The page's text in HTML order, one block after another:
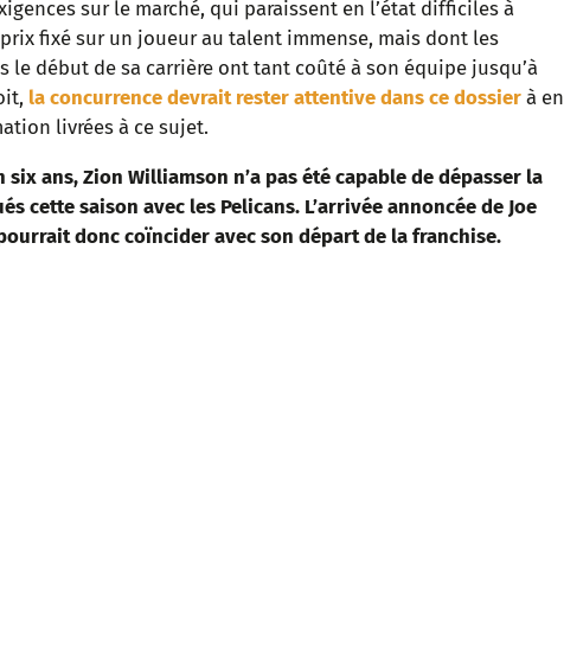
sur le marché, qui paraissent en l’état difficiles à
fixé sur un joueur au talent immense, mais dont les
le début de sa carrière ont tant coûté à son équipe jusqu’à
la concurrence devrait rester attentive dans ce dossier à en
livrées à ce sujet.
ans, Zion Williamson n’a pas été capable de dépasser la
cette saison avec les Pelicans. L’arrivée annoncée de Joe
donc coïncider avec son départ de la franchise.